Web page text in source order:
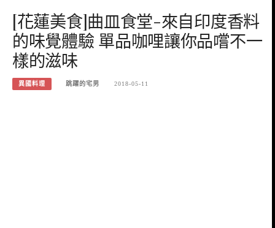
[花蓮美食]曲皿食堂-來自印度香料
的味覺體驗 單品咖哩讓你品嚐不一
樣的滋味
異國料理 跳躍的宅男 2018-05-11